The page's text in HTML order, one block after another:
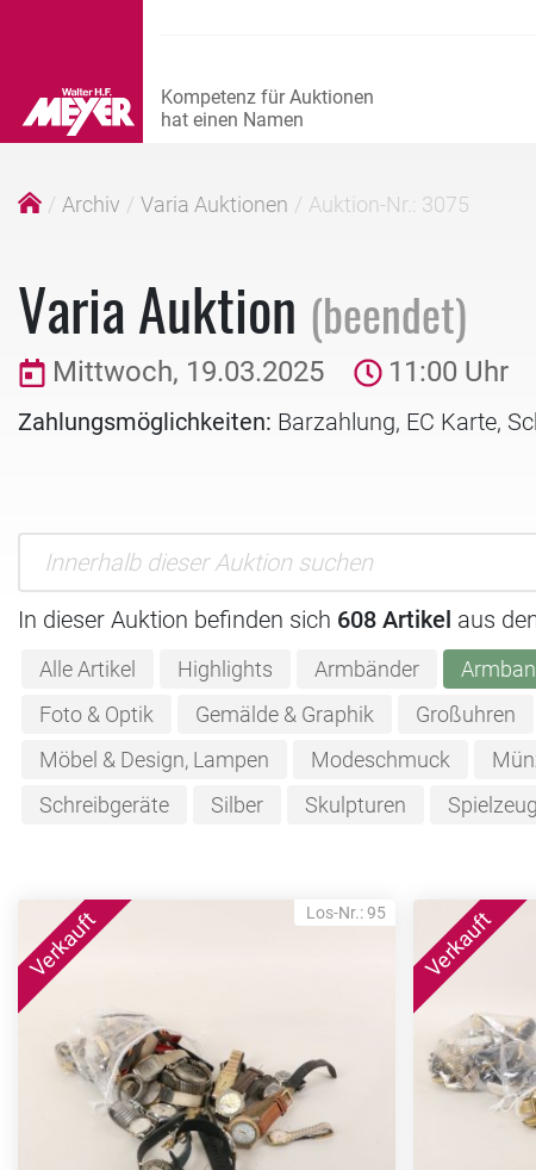
Archiv Varia Auktionen Auktion-Nr.: 3075
Varia Auktion (beendet)
Mittwoch, 19.03.2025 11:00 Uhr
Zahlungsmöglichkeiten: Barzahlung, EC Karte,
In dieser Auktion befinden sich 608 Artikel aus
Alle Artikel Highlights Armbänder
Foto & Optik
Gemälde & Graphik Großuhren
Möbel & Design, Lampen
Modeschmuck
Schreibgeräte
Silber Skulpturen Spielzeug
Los-Nr.: 95